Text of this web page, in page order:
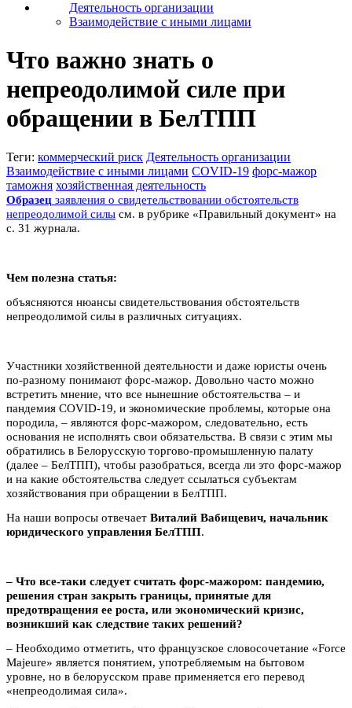
Деятельность организации
Взаимодействие с иными лицами
Что важно знать о
непреодолимой силе при
обращении в БелТПП
Теги: коммерческий риск Деятельность организации
Взаимодействие с иными лицами COVID-19 форс-мажор
таможня хозяйственная деятельность
Образец заявления о свидетельствовании обстоятельств
непреодолимой силы см. в рубрике «Правильный документ» на
с. 31 журнала.
Чем полезна статья:
объясняются нюансы свидетельствования обстоятельств
непреодолимой силы в различных ситуациях.
Участники хозяйственной деятельности и даже юристы очень
по-разному понимают форс-мажор. Довольно часто можно
встретить мнение, что все нынешние обстоятельства – и
пандемия COVID-19, и экономические проблемы, которые она
породила, – являются форс-мажором, следовательно, есть
основания не исполнять свои обязательства. В связи с этим мы
обратились в Белорусскую торгово-промышленную палату
(далее – БелТПП), чтобы разобраться, всегда ли это форс-мажор
и на какие обстоятельства следует ссылаться субъектам
хозяйствования при обращении в БелТПП.
На наши вопросы отвечает Виталий Вабищевич, начальник
юридического управления БелТПП.
– Что все-таки следует считать форс-мажором: пандемию,
решения стран закрыть границы, принятые для
предотвращения ее роста, или экономический кризис,
возникший как следствие таких решений?
– Необходимо отметить, что французское словосочетание «Force
Majeure» является понятием, употребляемым на бытовом
уровне, но в белорусском праве применяется его перевод
«непреодолимая сила».